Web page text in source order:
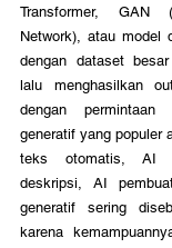
Transformer, GAN
Network), atau model
dengan dataset
lalu menghasilkan
dengan
generatif yang populer
teks otomatis, AI
deskripsi, AI
generatif sering
karena